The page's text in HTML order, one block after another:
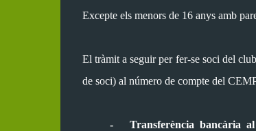
Excepte els menors de 16 anys amb
El tràmit a seguir per fer‐se soci del
de soci) al número de compte del
-Transferència bancària